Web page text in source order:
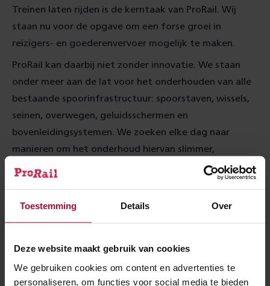
Toestemming Details Over
Deze website maakt gebruik van cookies
We gebruiken cookies om content en advertenties te
personaliseren, om functies voor social media te bieden
Treinen laten rijden is de kerntaak van ProRail. Wij
staan nu voor de opgave om een forse groei in
reizigers- en goederenvervoer mogelijk te maken.
ProRail kan daarbij niet zonder innovatie. We staan
onder meer aan de lat voor het onderhouden van alle
bestaande spoorinfrastructuur: spoorstaven, wissels,
seinen, overwegen, geluidsschermen en
bovenleidingsystemen. We zoeken elke dag naar
manieren om het onderhoud hiervan slimmer,
efficiënter en sneller te doen. Zodat het spoor veilig
Einde levensduur
De komende jaren raakt een grote hoeveelheid
bovenleiding en draagconstructie aan het einde van
haar technische levensduur. Om verstoringen te